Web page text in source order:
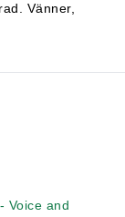
Vänner,
Voice and